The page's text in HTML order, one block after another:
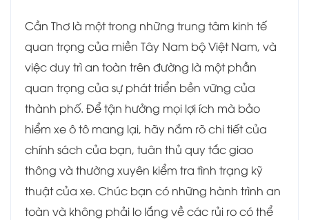
Cần Thơ là một trong những trung tâm kinh tế
quan trọng của miền Tây Nam bộ Việt Nam, và
việc duy trì an toàn trên đường là một phần
quan trọng của sự phát triển bền vững của
thành phố. Để tận hưởng mọi lợi ích mà bảo
hiểm xe ô tô mang lại, hãy nắm rõ chi tiết của
chính sách của bạn, tuân thủ quy tắc giao
thông và thường xuyên kiểm tra tình trạng kỹ
thuật của xe. Chúc bạn có những hành trình an
toàn và không phải lo lắng về các rủi ro có thể